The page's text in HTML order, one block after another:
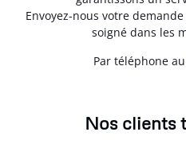
Envoyez-nous votre
soigné dans les
Par téléphone au
Nos clients